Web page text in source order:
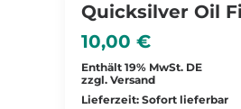
Quicksilver Oil
10,00 €
Enthält 19% MwSt. DE
zzgl. Versand
Lieferzeit: Sofort lieferbar